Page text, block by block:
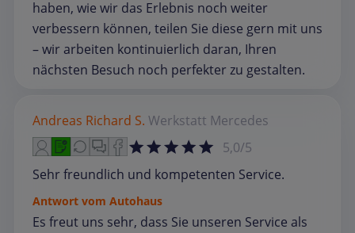
haben, wie wir das Erlebnis noch weiter
verbessern können, teilen Sie diese gern mit uns
– wir arbeiten kontinuierlich daran, Ihren
nächsten Besuch noch perfekter zu gestalten.
Andreas Richard S. Werkstatt Mercedes
5,0/5
Sehr freundlich und kompetenten Service.
Antwort vom Autohaus
Es freut uns sehr, dass Sie unseren Service als